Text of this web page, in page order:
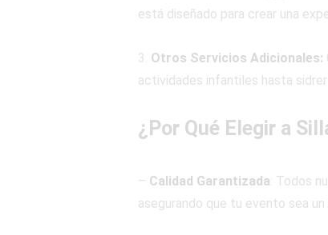
está diseñado para crear una
3. Otros Servicios Adicionales:
actividades infantiles hasta
¿Por Qué Elegir a
– Calidad Garantizada: Todos
asegurando que tu evento sea